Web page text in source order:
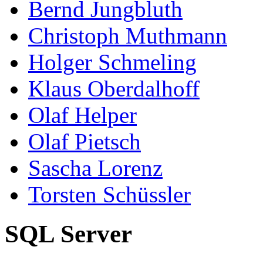
Bernd Jungbluth
Christoph Muthmann
Holger Schmeling
Klaus Oberdalhoff
Olaf Helper
Olaf Pietsch
Sascha Lorenz
Torsten Schüssler
SQL Server